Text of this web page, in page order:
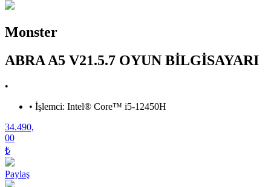
Monster
ABRA A5 V21.5.7 OYUN BİLGİSAYARI
•
• İşlemci: Intel® Core™ i5-12450H
34.490,
00
₺
Paylaş